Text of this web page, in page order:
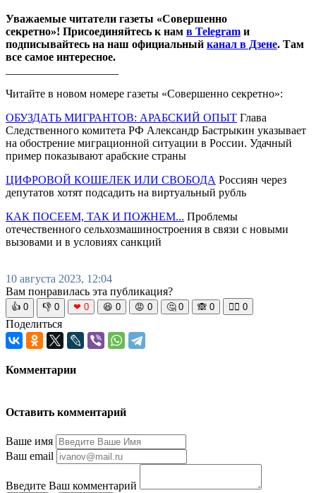
Уважаемые читатели газеты «Совершенно
секретно»! Присоединяйтесь к нам в Telegram и
подписывайтесь на наш официальный канал в Дзене. Там
все самое интересное.
Читайте в новом номере газеты «Совершенно секретно»:
ОБУЗДАТЬ МИГРАНТОВ: АРАБСКИЙ ОПЫТ Глава
Следственного комитета РФ Александр Бастрыкин указывает
на обострение миграционной ситуации в России. Удачный
пример показывают арабские страны
ЦИФРОВОЙ КОШЕЛЕК ИЛИ СВОБОДА Россиян через
депутатов хотят подсадить на виртуальный рубль
КАК ПОСЕЕМ, ТАК И ПОЖНЕМ... Проблемы
отечественного сельхозмашиностроения в связи с новыми
вызовами и в условиях санкций
10 августа 2023, 12:04
Вам понравилась эта публикация?
👍 0 👎 0 ❤ 0 😆 0 😡 0 🤔 0 🙈 0 🧘‍♀️ 0
Поделиться
Комментарии
Оставить комментарий
Ваше имя
Ваш email
Введите Ваш комментарий